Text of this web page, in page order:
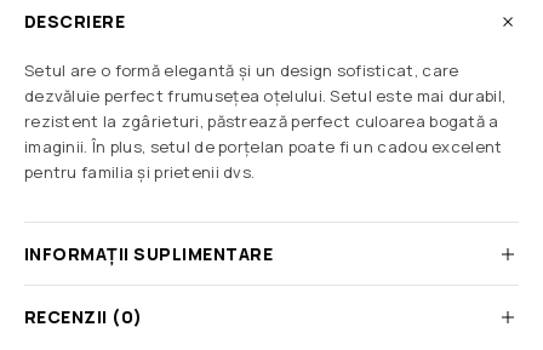
DESCRIERE
Setul are o formă elegantă și un design sofisticat, care
dezvăluie perfect frumusețea oțelului. Setul este mai durabil,
rezistent la zgârieturi, păstrează perfect culoarea bogată a
imaginii. În plus, setul de porțelan poate fi un cadou excelent
pentru familia și prietenii dvs.
INFORMAȚII SUPLIMENTARE
RECENZII (0)